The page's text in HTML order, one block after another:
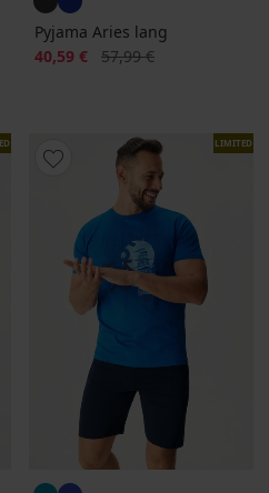
Pyjama Aries lang
Rabatt
40,59 € Alter Preis
57,99 €
LIMITED